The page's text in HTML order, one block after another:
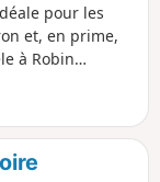
pour les
et, en prime,
à Robin